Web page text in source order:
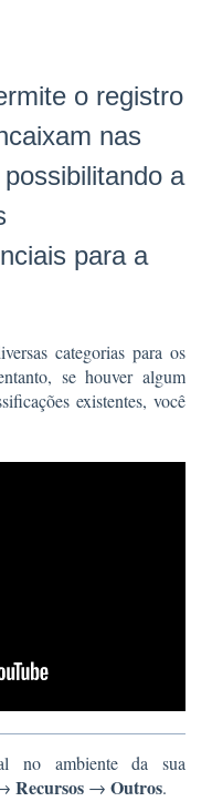
o registro
nas
a
para a
categorias para os
se houver algum
existentes, você
no ambiente da sua
Recursos → Outros.